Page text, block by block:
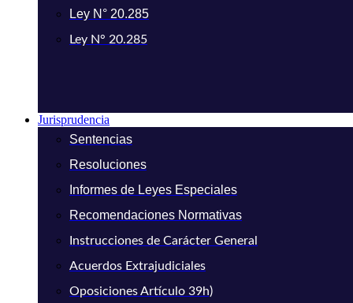
Ley N° 20.285
Ley N° 20.285
Jurisprudencia
Sentencias
Resoluciones
Informes de Leyes Especiales
Recomendaciones Normativas
Instrucciones de Carácter General
Acuerdos Extrajudiciales
Oposiciones Artículo 39h)